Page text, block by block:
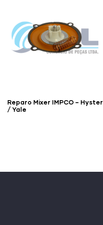
Reparo Mixer IMPCO – Hyster
/ Yale